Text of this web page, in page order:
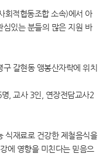
회적협동조합 소속)에서 아
있는 분들의 많은 지원 바
갈현동 앵봉산자락에 위치
, 교사 3인, 연장전담교사2
식재료로 건강한 제철음식을
에 영향을 미친다는 믿음으